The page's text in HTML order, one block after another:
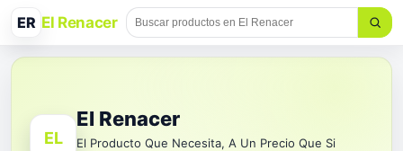
ER El Renacer
EL
El Renacer
El Producto Que Necesita, A Un Precio Que Si